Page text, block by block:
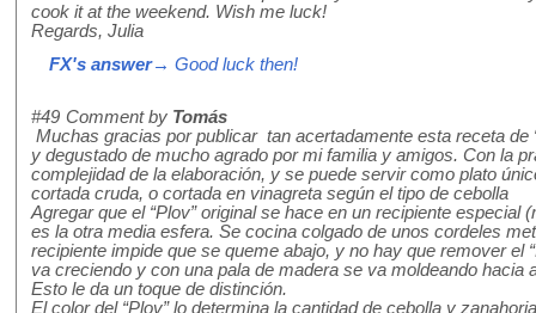
cook it at the weekend. Wish me luck!
Regards, Julia
FX's answer→ Good luck then!
#49 Comment by Tomás
Muchas gracias por publicar tan acertadamente esta receta de
y degustado de mucho agrado por mi familia y amigos. Con la
complejidad de la elaboración, y se puede servir como plato
cortada cruda, o cortada en vinagreta según el tipo de cebolla
Agregar que el “Plov” original se hace en un recipiente especial
es la otra media esfera. Se cocina colgado de unos cordeles
recipiente impide que se queme abajo, y no hay que remover el
va creciendo y con una pala de madera se va moldeando hacia
Esto le da un toque de distinción.
El color del “Plov” lo determina la cantidad de cebolla y